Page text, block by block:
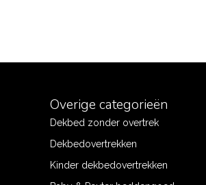
Overige categorieën
Dekbed zonder overtrek
Dekbedovertrekken
Kinder dekbedovertrekken